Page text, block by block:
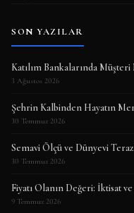
SON YAZILAR
Katılım Bankalarında
3 Ağustos 2026
Şehrin Kalbinden Hayatın
30 Temmuz 2026
Semavi Ölçü ve Dünyevi
30 Temmuz 2026
Fiyatı Olanın Değeri: İktisat
9 Temmuz 2026